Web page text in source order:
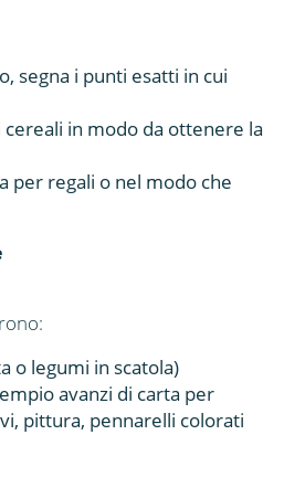
segna i punti esatti in cui
cereali in modo da ottenere la
per regali o nel modo che
o legumi in scatola)
avanzi di carta per
pittura, pennarelli colorati